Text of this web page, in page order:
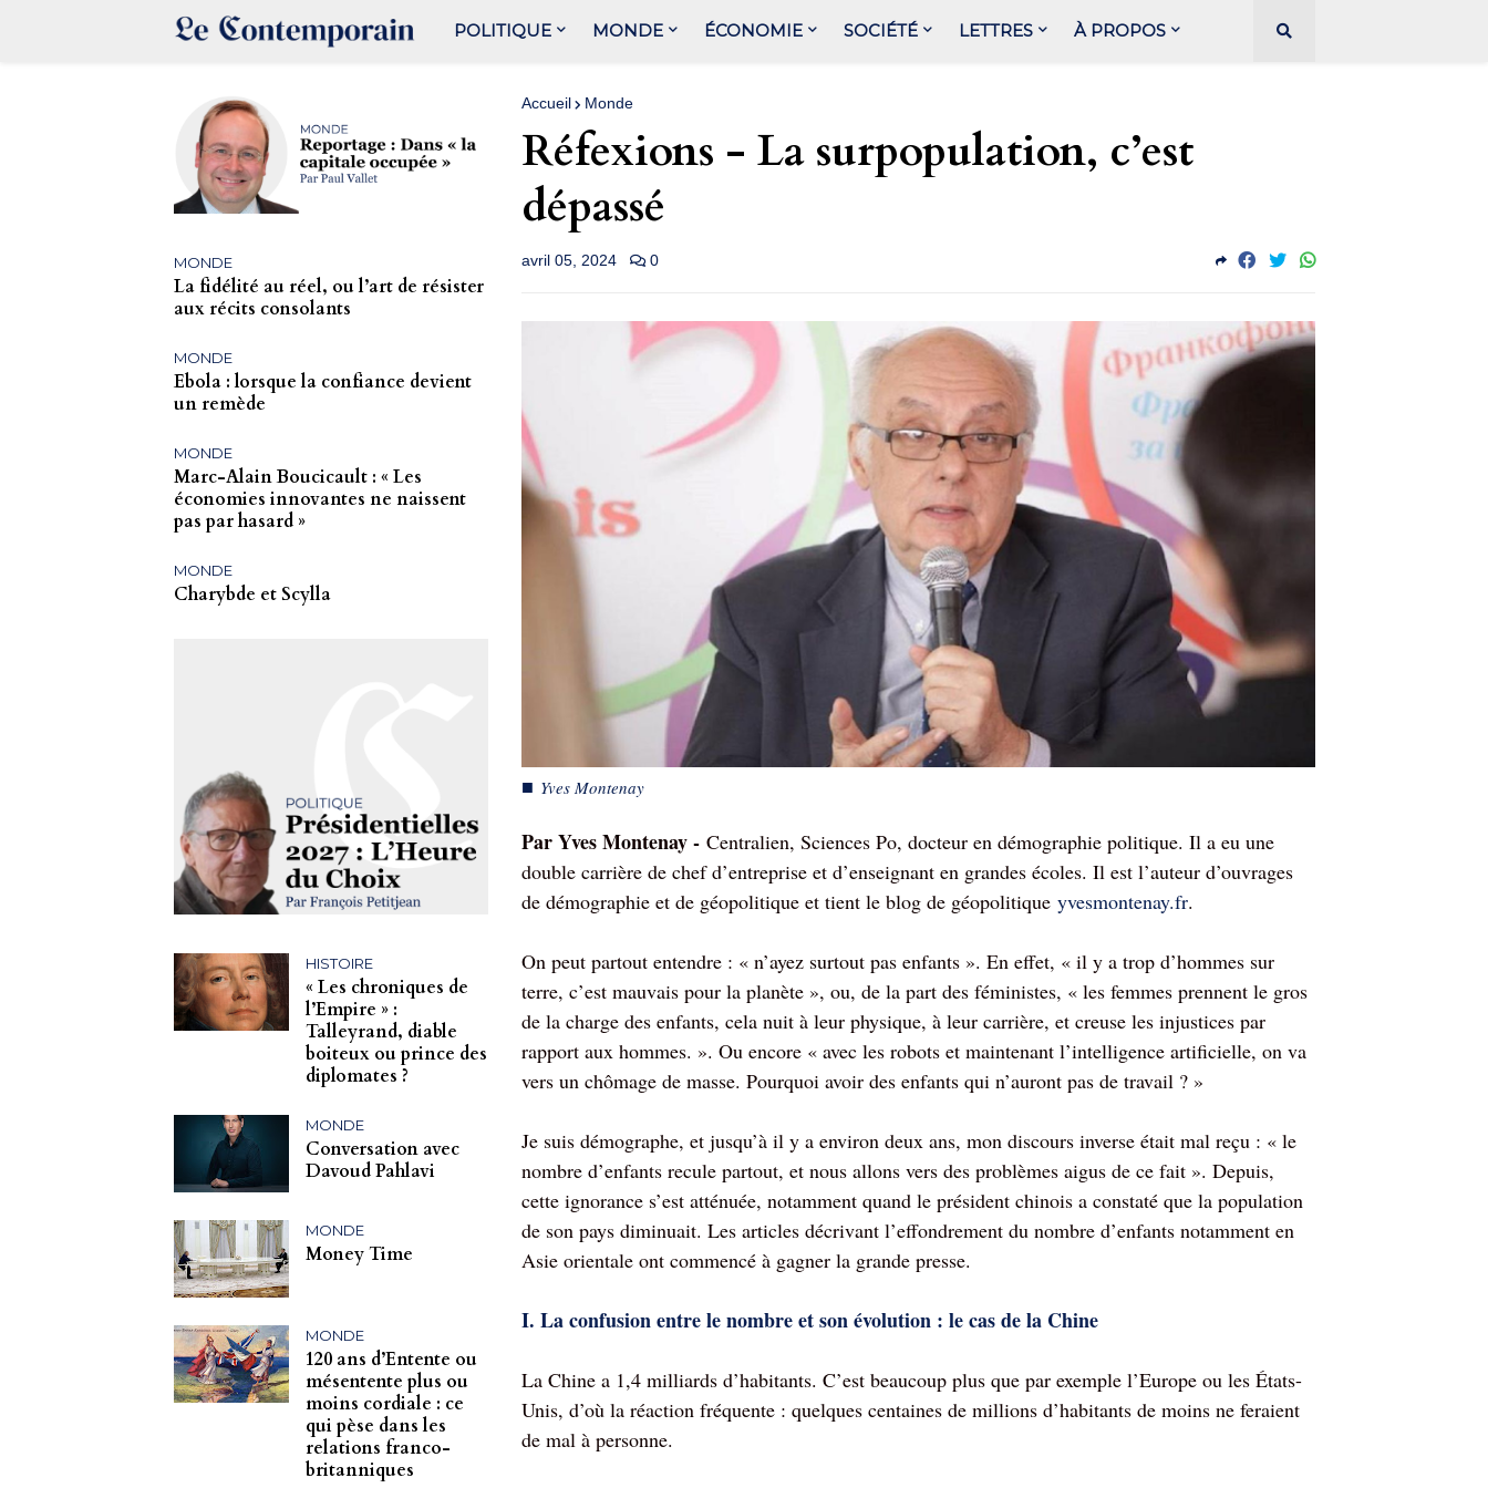
POLITIQUE MONDE ÉCONOMIE SOCIÉTÉ LETTRES À PROPOS
Accueil Monde
Réfexions - La surpopulation, c’est
dépassé
avril 05, 2024 0
■ Yves Montenay
Par Yves Montenay -Centralien, Sciences Po, docteur en démographie politique. Il a eu une
double carrière de chef d’entreprise et d’enseignant en grandes écoles. Il est l’auteur d’ouvrages
de démographie et de géopolitique et tient le blog de géopolitique yvesmontenay.fr.
On peut partout entendre : « n’ayez surtout pas enfants ». En effet, « il y a trop d’hommes sur
terre, c’est mauvais pour la planète », ou, de la part des féministes, « les femmes prennent le gros
de la charge des enfants, cela nuit à leur physique, à leur carrière, et creuse les injustices par
rapport aux hommes. ». Ou encore « avec les robots et maintenant l’intelligence artificielle, on va
vers un chômage de masse. Pourquoi avoir des enfants qui n’auront pas de travail ? »
Je suis démographe, et jusqu’à il y a environ deux ans, mon discours inverse était mal reçu : « le
nombre d’enfants recule partout, et nous allons vers des problèmes aigus de ce fait ». Depuis,
cette ignorance s’est atténuée, notamment quand le président chinois a constaté que la population
de son pays diminuait. Les articles décrivant l’effondrement du nombre d’enfants notamment en
Asie orientale ont commencé à gagner la grande presse.
I. La confusion entre le nombre et son évolution : le cas de la Chine
La Chine a 1,4 milliards d’habitants. C’est beaucoup plus que par exemple l’Europe ou les États-
Unis, d’où la réaction fréquente : quelques centaines de millions d’habitants de moins ne feraient
de mal à personne.
MONDE
La fidélité au réel, ou l’art de résister
aux récits consolants
MONDE
Ebola : lorsque la confiance devient
un remède
MONDE
Marc-Alain Boucicault : « Les
économies innovantes ne naissent
pas par hasard »
MONDE
Charybde et Scylla
HISTOIRE
« Les chroniques de
l’Empire » :
Talleyrand, diable
boiteux ou prince des
diplomates ?
MONDE
Conversation avec
Davoud Pahlavi
MONDE
Money Time
MONDE
120 ans d’Entente ou
mésentente plus ou
moins cordiale : ce
qui pèse dans les
relations franco-
britanniques